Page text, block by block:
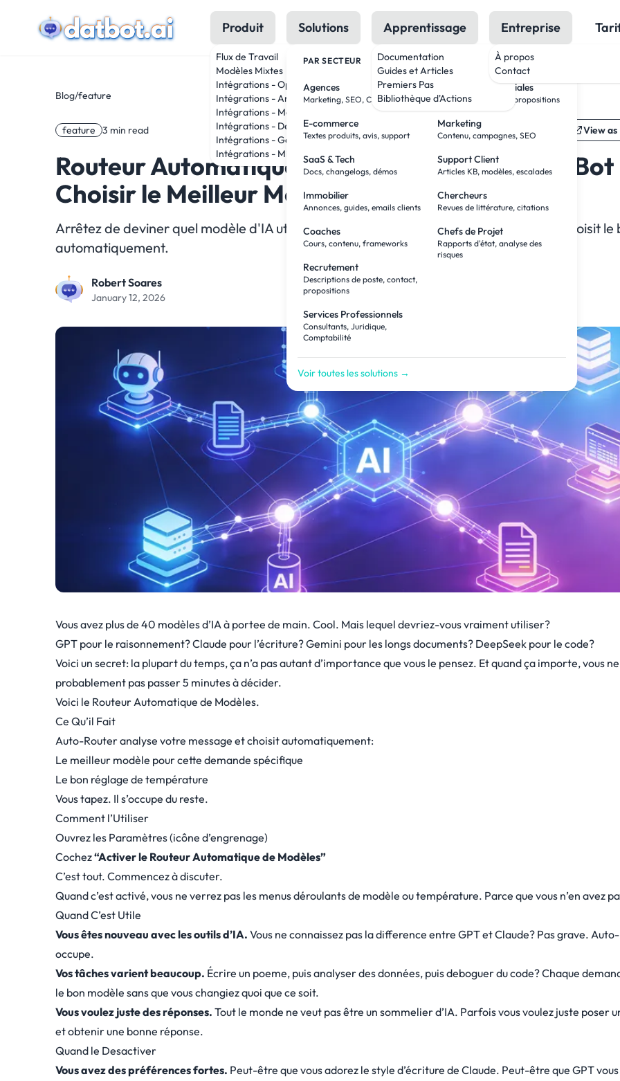
Produit
Flux de Travail
Modèles Mixtes
Intégrations - OpenAI
Intégrations - Anthropic
Intégrations - Meta
Intégrations - DeepSeek
Intégrations - Google
Intégrations - Mistral
Solutions
PAR SECTEUR
Agences
Marketing, SEO, Créatif, Podcast
E-commerce
Textes produits, avis, support
SaaS & Tech
Docs, changelogs, démos
Immobilier
Annonces, guides, emails clients
Coaches
Cours, contenu, frameworks
Recrutement
Descriptions de poste, contact,
propositions
Services Professionnels
Consultants, Juridique,
Comptabilité
PAR RÔLE
Équipes Commerciales
Recherche, contact, propositions
Marketing
Contenu, campagnes, SEO
Support Client
Articles KB, modèles, escalades
Chercheurs
Revues de littérature, citations
Chefs de Projet
Rapports d'état, analyse des
risques
Voir toutes les solutions →
Apprentissage
Documentation
Guides et Articles
Premiers Pas
Bibliothèque d'Actions
Entreprise
À propos
Contact
Blog/feature
feature 3 min read Copy Markdown View
Routeur Automatique de Modeles: Laissez DatBot
Choisir le Meilleur Modele pour Vous
Arrêtez de deviner quel modèle d'IA utiliser. Auto-Router analyse votre demande et choisit le
automatiquement.
Robert Soares
January 12, 2026
Vous avez plus de 40 modèles d’IA à portee de main. Cool. Mais lequel devriez-vous vraiment utiliser?
GPT pour le raisonnement? Claude pour l’écriture? Gemini pour les longs documents? DeepSeek pour le code?
Voici un secret: la plupart du temps, ça n’a pas autant d’importance que vous le pensez. Et quand ça importe, vous
probablement pas passer 5 minutes à décider.
Voici le Routeur Automatique de Modèles.
Ce Qu’il Fait
Auto-Router analyse votre message et choisit automatiquement:
Le meilleur modèle pour cette demande spécifique
Le bon réglage de température
Vous tapez. Il s’occupe du reste.
Comment l’Utiliser
Ouvrez les Paramètres (icône d’engrenage)
Cochez“Activer le Routeur Automatique de Modèles”
C’est tout. Commencez à discuter.
Quand c’est activé, vous ne verrez pas les menus déroulants de modèle ou température. Parce que vous n’en avez
Quand C’est Utile
Vous êtes nouveau avec les outils d’IA. Vous ne connaissez pas la difference entre GPT et Claude? Pas grave. Auto-
occupe.
Vos tâches varient beaucoup. Écrire un poeme, puis analyser des données, puis deboguer du code? Chaque
le bon modèle sans que vous changiez quoi que ce soit.
Vous voulez juste des réponses. Tout le monde ne veut pas être un sommelier d’IA. Parfois vous voulez juste poser
et obtenir une bonne réponse.
Quand le Desactiver
Vous avez des préférences fortes. Peut-être que vous adorez le style d’écriture de Claude. Peut-être que GPT vous